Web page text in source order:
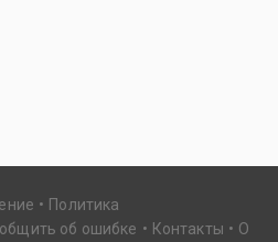
Политика
об ошибке Контакты О